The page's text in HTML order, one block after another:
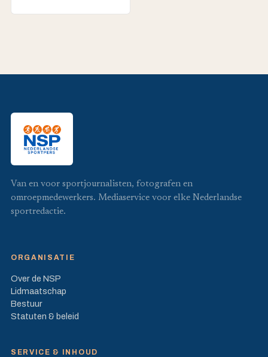
Van en voor sportjournalisten, fotografen en
omroepmedewerkers. Mediaservice voor elke Nederlandse
sportredactie.
ORGANISATIE
Over de NSP
Lidmaatschap
Bestuur
Statuten & beleid
SERVICE & INHOUD